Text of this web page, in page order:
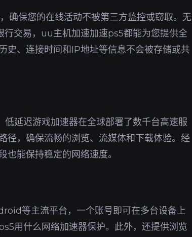
确保您的在线活动不被第三方监控或窃取。无
交易，uu主机加速加速ps5都能为您提供全
史、连接时间和IP地址等信息不会被存储或共
延迟游戏加速器在全球部署了数千台高速服
径，确保流畅的浏览、流媒体和下载体验。经
能保持稳定的网络速度。
等主流平台，一个账号即可在多台设备上
用什么网络加速器保护。此外，还提供浏览